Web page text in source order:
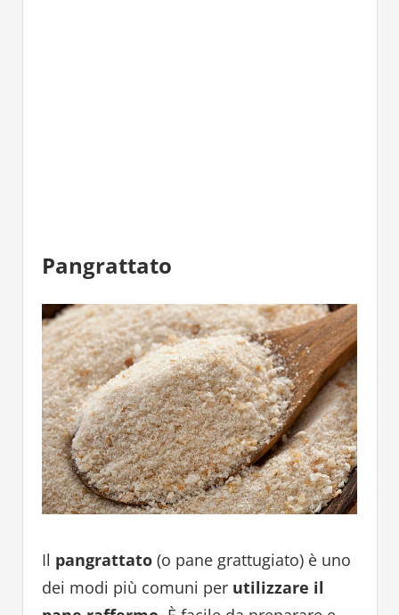
Pangrattato
Il pangrattato(o pane grattugiato) è uno
dei modi più comuni per utilizzare il